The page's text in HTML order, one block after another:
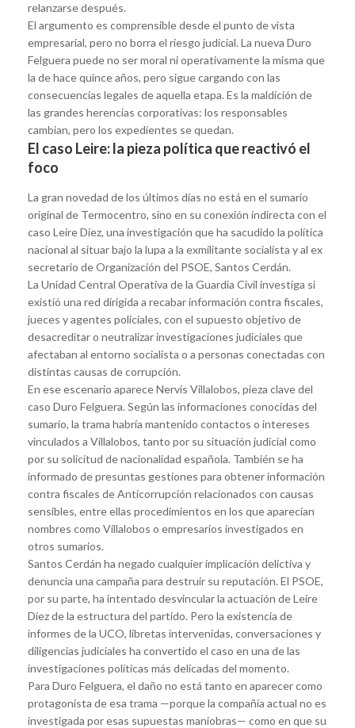
relanzarse después.
El argumento es comprensible desde el punto de vista
empresarial, pero no borra el riesgo judicial. La nueva Duro
Felguera puede no ser moral ni operativamente la misma que
la de hace quince años, pero sigue cargando con las
consecuencias legales de aquella etapa. Es la maldición de
las grandes herencias corporativas: los responsables
cambian, pero los expedientes se quedan.
El caso Leire: la pieza política que reactivó el
foco
La gran novedad de los últimos días no está en el sumario
original de Termocentro, sino en su conexión indirecta con el
caso Leire Díez, una investigación que ha sacudido la política
nacional al situar bajo la lupa a la exmilitante socialista y al ex
secretario de Organización del PSOE, Santos Cerdán.
La Unidad Central Operativa de la Guardia Civil investiga si
existió una red dirigida a recabar información contra fiscales,
jueces y agentes policiales, con el supuesto objetivo de
desacreditar o neutralizar investigaciones judiciales que
afectaban al entorno socialista o a personas conectadas con
distintas causas de corrupción.
En ese escenario aparece Nervis Villalobos, pieza clave del
caso Duro Felguera. Según las informaciones conocidas del
sumario, la trama habría mantenido contactos o intereses
vinculados a Villalobos, tanto por su situación judicial como
por su solicitud de nacionalidad española. También se ha
informado de presuntas gestiones para obtener información
contra fiscales de Anticorrupción relacionados con causas
sensibles, entre ellas procedimientos en los que aparecían
nombres como Villalobos o empresarios investigados en
otros sumarios.
Santos Cerdán ha negado cualquier implicación delictiva y
denuncia una campaña para destruir su reputación. El PSOE,
por su parte, ha intentado desvincular la actuación de Leire
Díez de la estructura del partido. Pero la existencia de
informes de la UCO, libretas intervenidas, conversaciones y
diligencias judiciales ha convertido el caso en una de las
investigaciones políticas más delicadas del momento.
Para Duro Felguera, el daño no está tanto en aparecer como
protagonista de esa trama —porque la compañía actual no es
investigada por esas supuestas maniobras— como en que su